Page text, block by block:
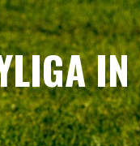
IN